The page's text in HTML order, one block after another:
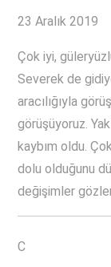
23 Aralık 2019
Çok iyi,
Severek de
aracılığıyla
görüşüyoruz.
kaybım oldu.
dolu olduğunu
değişimler
C